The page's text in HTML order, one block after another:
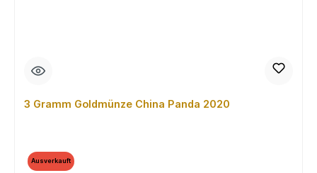
3 Gramm Goldmünze China Panda 2020
Ausverkauft